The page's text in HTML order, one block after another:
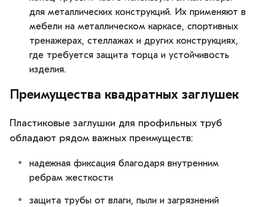
для металлических конструкций. Их применяют в
мебели на металлическом каркасе, спортивных
тренажерах, стеллажах и других конструкциях,
где требуется защита торца и устойчивость
изделия.
Преимущества квадратных заглушек
Пластиковые заглушки для профильных труб
обладают рядом важных преимуществ:
надежная фиксация благодаря внутренним
ребрам жесткости
защита трубы от влаги, пыли и загрязнений